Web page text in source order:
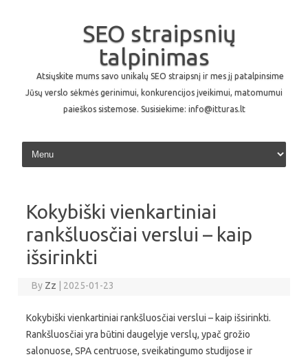
SEO straipsnių
talpinimas
Atsiųskite mums savo unikalų SEO straipsnį ir mes jį patalpinsime
Jūsų verslo sėkmės gerinimui, konkurencijos įveikimui, matomumui
paieškos sistemose. Susisiekime: info@itturas.lt
Skip to content
Kokybiški vienkartiniai
rankšluosčiai verslui – kaip
išsirinkti
By Zz 2025-01-23
Kokybiški vienkartiniai rankšluosčiai verslui – kaip išsirinkti.
Rankšluosčiai yra būtini daugelyje verslų, ypač grožio
salonuose, SPA centruose, sveikatingumo studijose ir